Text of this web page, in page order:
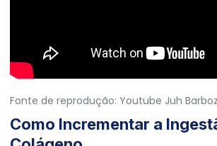
Fonte de reprodução: Youtube Juh
Como Incrementar a